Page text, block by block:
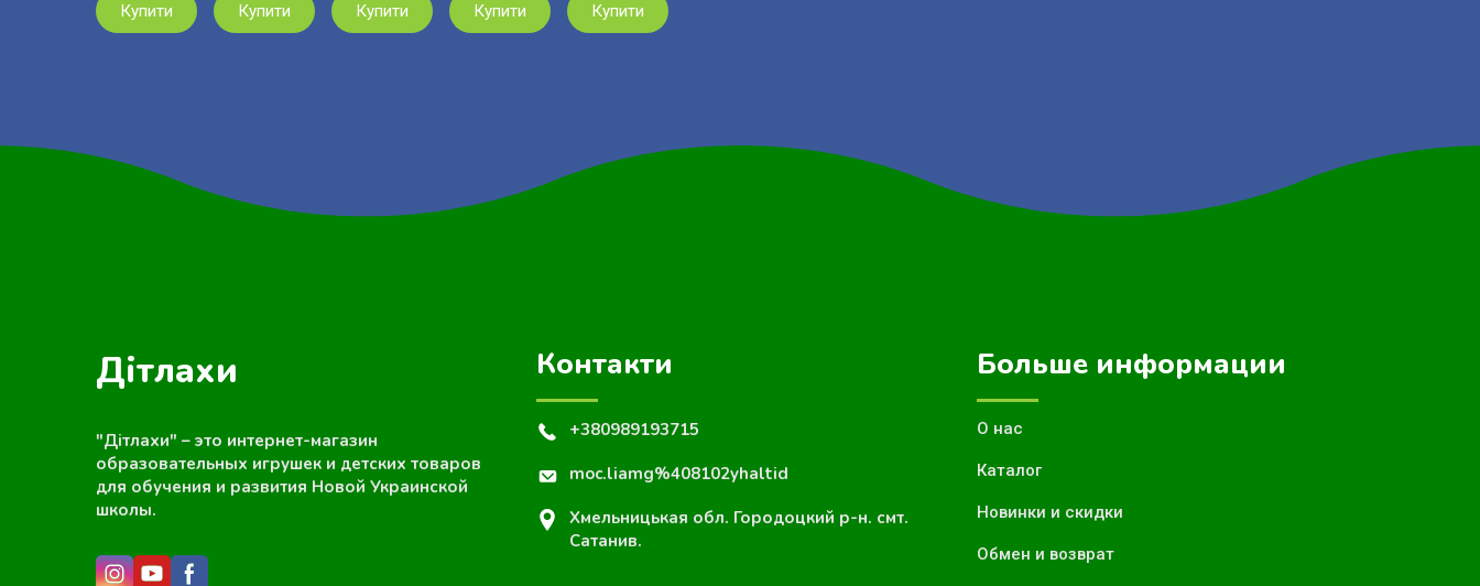
Купити Купити Купити Купити Купити
Дітлахи
"Дітлахи" – это интернет-магазин
образовательных игрушек и детских товаров
для обучения и развития Новой Украинской
школы.
Контакти
+380989193715
moc.liamg%408102yhaltid
Хмельницькая обл. Городоцкий р-н. смт.
Сатанив.
Больше информации
О нас
Каталог
Новинки и скидки
Обмен и возврат